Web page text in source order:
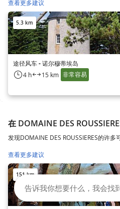
查看更多建议
5.3 km
途径风车 - 诺尔穆蒂埃岛
4 h 15 km 非常容易
在 DOMAINE DES
发现DOMAINE DES ROUSSIERES的许多
查看更多建议
151 km
告诉我你想要什么，我会找